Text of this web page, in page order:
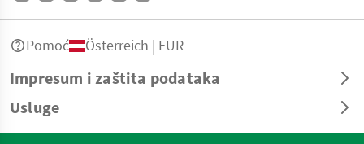
Impresum i zaštita podataka
Usluge
Pomoć Österreich | EUR